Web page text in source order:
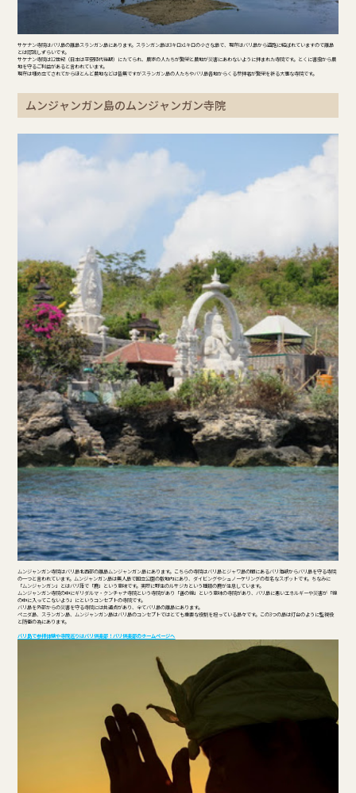
サケナン寺院はバリ島の離島スランガン島にあります。スランガン島は3キロx1キロの小さな島で、現在はバリ島から道路に結ばれていますので離島
とは認識しずらいです。
サケナン寺院は12世紀（日本は平安時代後期）にたてられ、農家の人たちが繁栄と農地が災害にあわないように拝まれた寺院です。とくに害虫から農
地を守るご利益があると言われています。
現在は埋め立てされてからほとんど農地などは皆無ですがスランガン島の人たちやバリ島各地からくる参拝者が繁栄を祈る大事な寺院です。
ムンジャンガン島のムンジャンガン寺院
ムンジャンガン寺院はバリ島北西部の離島ムンジャンガン島にあります。こちらの寺院はバリ島とジャワ島の間にあるバリ海峡からバリ島を守る寺院
の一つと言われています。ムンジャンガン島は無人島で国立公園の敷地内にあり、ダイビングやシュノーケリングの有名なスポットです。ちなみに
「ムンジャンガン」とはバリ語で「鹿」という意味です。実際に野生のルサジカという種類の鹿が生息しています。
ムンジャンガン寺院の中にギリダルマ・クンチャナ寺院という寺院があり「善の線」という意味の寺院があり、バリ島に悪いエネルギーや災害が「線
の中に入ってこないよう」にというコンセプトの寺院です。
バリ島を外部からの災害を守る寺院には共通点があり、全てバリ島の離島にあります。
ペニダ島、スランガン島、ムンジャンガン島はバリ島のコンセプトではとても重要な役割を担っている島々です。この3つの島は灯台のように監視役
と防衛の為にあります。
バリ島で参拝体験や寺院巡りはバリ倶楽部！バリ倶楽部のホームページへ